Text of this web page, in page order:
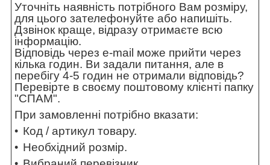
Уточніть наявність потрібного Вам розміру,
для цього зателефонуйте або напишіть.
Дзвінок краще, відразу отримаєте всю
інформацію.
Відповідь через e-mail може прийти через
кілька годин. Ви задали питання, але в
перебігу 4-5 годин не отримали відповідь?
Перевірте в своєму поштовому клієнті папку
"СПАМ".
При замовленні потрібно вказати:
Код / артикул товару.
Необхідний розмір.